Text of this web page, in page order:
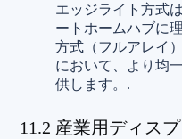
エッジライト方式
ートホームハブに
方式（フルアレイ
において、より均
供します。.
11.2 産業用ディス